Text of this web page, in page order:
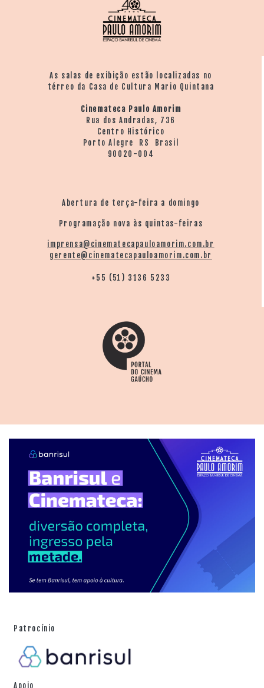
As salas de exibição estão localizadas no
térreo da Casa de Cultura Mario Quintana
Cinemateca Paulo Amorim
Rua dos Andradas, 736
Centro Histórico
Porto Alegre RS Brasil
90020-004
Abertura de terça-feira a domingo
Programação nova às quintas-feiras
imprensa@cinematecapauloamorim.com.br
gerente@cinematecapauloamorim.com.br
+55 (51) 3136 5233
Patrocínio
Apoio